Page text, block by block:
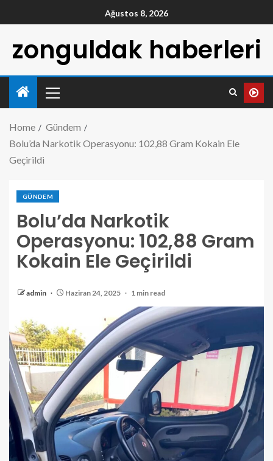
Ağustos 8, 2026
zonguldak haberleri
Home
Gündem
Bolu’da Narkotik Operasyonu: 102,88 Gram Kokain Ele
Geçirildi
GÜNDEM
Bolu’da Narkotik
Operasyonu: 102,88 Gram
Kokain Ele Geçirildi
admin Haziran 24, 2025 1 min read